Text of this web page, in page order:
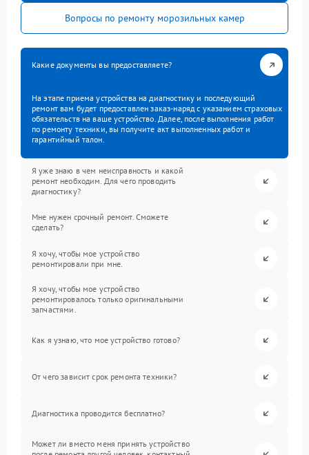
Вопросы по ремонту морозильных камер
Какие документы вы предоставляете?
На этапе приема устройства на диагностику и последующий
ремонт вам будет предоставлен заказ-наряд с указанием страховых
обязательств на ваше устройство. Далее, после выполнения работ
по ремонту техники, вы получите акт выполненных работ и
гарантийный талон.
Я уже знаю в чем неисправность и какой
ремонт необходим. Для чего проводить
диагностику?
Мне нужен срочный ремонт. Сможете
сделать?
Я хочу, чтобы мое устройство
ремонтировали при мне.
Я хочу, чтобы мое устройство
ремонтировалось только оригинальными
запчастями.
Как я узнаю, что мое устройство готово?
От чего зависит срок ремонта техники?
Диагностика проводится бесплатно?
Может ли вместо меня принять устройство